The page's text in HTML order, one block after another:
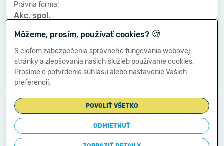
Právna forma:
Akc. spol.
Kat. veľkosti:
Druh vlastníctva:
Medzinárodné - súkromné
Dátum vzniku:
09.01.1996
Dátum zániku:
-
Môžeme, prosím, používať cookies? 🍪
S cieľom zabezpečenia správneho fungovania webovej
stránky a zlepšovania našich služieb používame cookies.
Prosíme o potvrdenie súhlasu alebo nastavenie Vašich
preferencií.
POVOLIŤ VŠETKO
ODMIETNUŤ